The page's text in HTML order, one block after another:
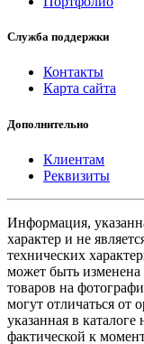
Служба поддержки
Контакты
Карта сайта
Дополнительно
Клиентам
Реквизиты
Информация,
характер и не
технических
может быть
товаров на
могут отличаться от
указанная в каталоге
фактической к